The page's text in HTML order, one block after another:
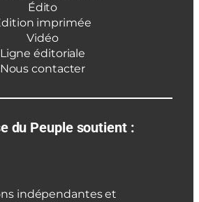
Édito
imprimée
Vidéo
Ligne éditoriale
Nous contacter
du Peuple soutient :
indépendantes et